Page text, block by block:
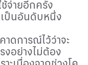
ช้จ่ายอีกครั้ง
เป็นอันดับหนึ่ง
ดการณ์ไว้ว่าจะ
งอย่างไม่ต้อง